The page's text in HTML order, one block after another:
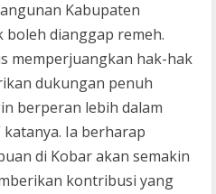
Kabupaten
dianggap remeh.
memperjuangkan hak-hak
dukungan penuh
berperan lebih dalam
Ia berharap
di Kobar akan semakin
kontribusi yang